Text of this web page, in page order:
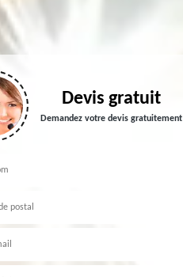
Devis gratuit
Demandez votre devis gratuitement